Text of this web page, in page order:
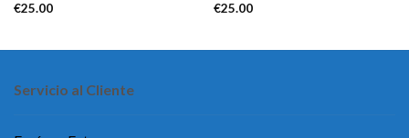
€25.00
€25.00
Servicio al Cliente